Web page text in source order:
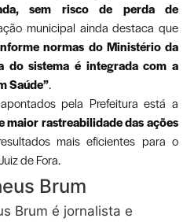
sem risco de perda de
municipal ainda destaca que
normas do Ministério da
do sistema é integrada com a
Saúde”.
pela Prefeitura está a
maior rastreabilidade das ações
mais eficientes para o
de Fora.
Brum
Brum é jornalista e